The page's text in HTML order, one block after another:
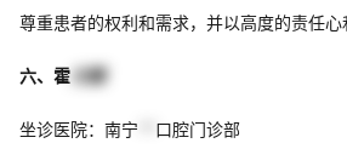
尊重患者的权利和需求，并以高度的责任心
六、霍
坐诊医院：南宁 口腔门诊部